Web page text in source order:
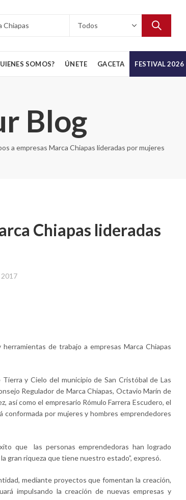
SOMOS? ÚNETE GACETA FESTIVAL 2026
Blog
a empresas Marca Chiapas lideradas por mujeres
Chiapas lideradas
2017
de trabajo a empresas Marca Chiapas
y Cielo del municipio de San Cristóbal de Las
Regulador de Marca Chiapas, Octavio Marín de
así como el empresario Rómulo Farrera Escudero, el
por mujeres y hombres emprendedores
que las personas emprendedoras han logrado
gran riqueza que tiene nuestro estado”, expresó.
mediante proyectos que fomentan la creación,
impulsando la creación de nuevas empresas y